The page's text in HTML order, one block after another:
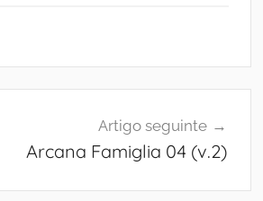
Artigo seguinte
Arcana Famiglia 04 (v.2)